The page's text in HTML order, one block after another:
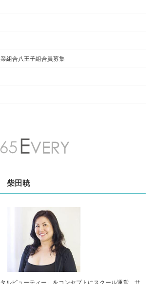
組合八王子組合員募集
柴田暁
ルビューティー」をコンセプトにスクール運営、サ